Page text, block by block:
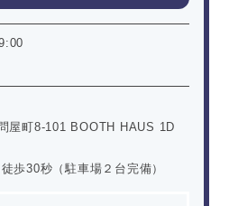
屋町8-101 BOOTH HAUS 1D
歩30秒（駐車場２台完備）